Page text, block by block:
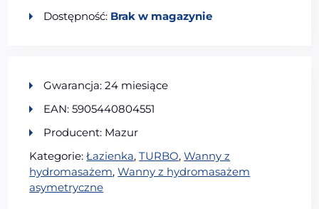
Dostępność: Brak w magazynie
Gwarancja: 24 miesiące
EAN: 5905440804551
Producent: Mazur
Kategorie:Łazienka,TURBO,Wanny z
hydromasażem,Wanny z hydromasażem
asymetryczne